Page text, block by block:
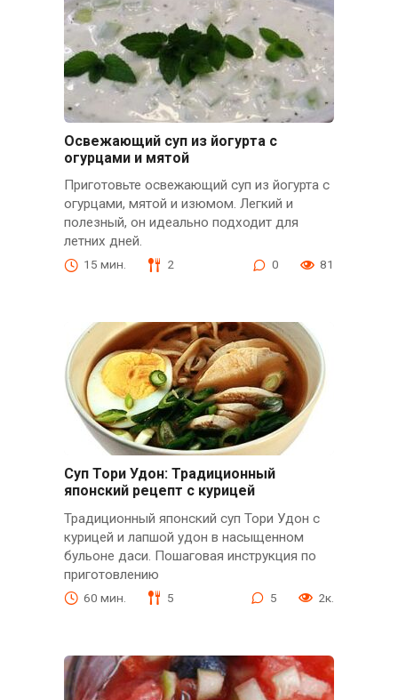
Освежающий суп из йогурта с
огурцами и мятой
Приготовьте освежающий суп из йогурта с
огурцами, мятой и изюмом. Легкий и
полезный, он идеально подходит для
летних дней.
15 мин. 2 0 81
Суп Тори Удон: Традиционный
японский рецепт с курицей
Традиционный японский суп Тори Удон с
курицей и лапшой удон в насыщенном
бульоне даси. Пошаговая инструкция по
приготовлению
60 мин. 5 5 2к.